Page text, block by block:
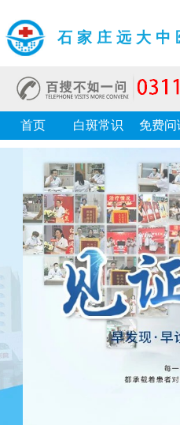
石家庄远大中
首页 白斑常识 免费问